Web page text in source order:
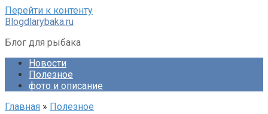
Перейти к контенту
Blogdlarybaka.ru
Блог для рыбака
Новости
Полезное
фото и описание
Главная » Полезное